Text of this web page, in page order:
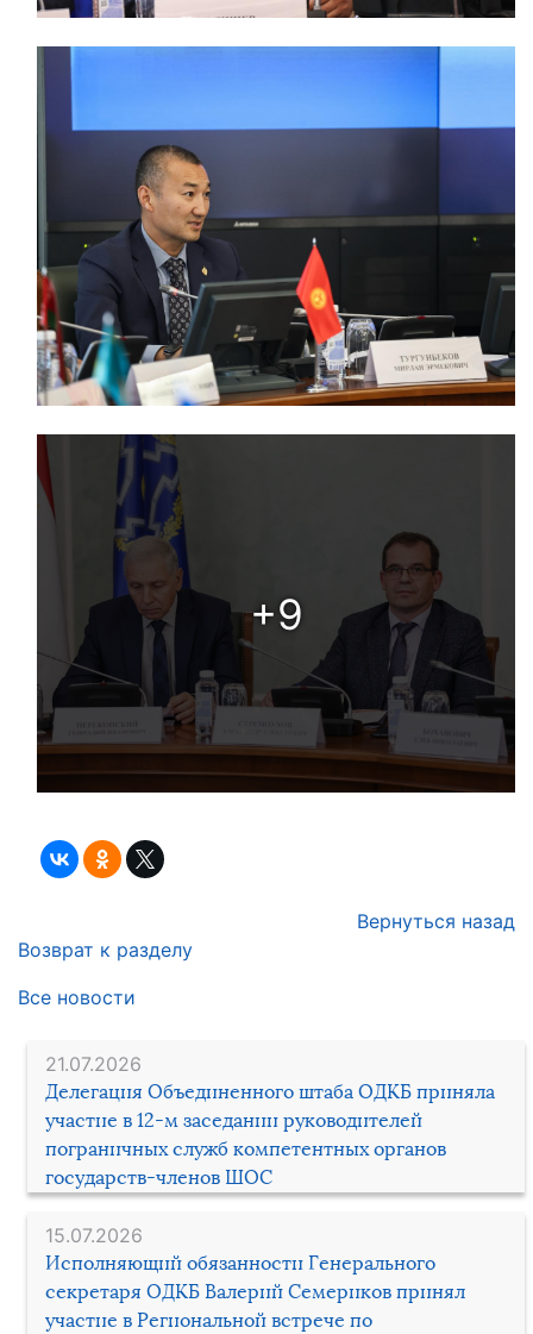
21.07.2026
Делегация Объединенного штаба ОДКБ приняла
участие в 12-м заседании руководителей
пограничных служб компетентных органов
государств-членов ШОС
15.07.2026
Исполняющий обязанности Генерального
секретаря ОДКБ Валерий Семериков принял
участие в Региональной встрече по
+9
Вернуться назад
Возврат к разделу
Все новости